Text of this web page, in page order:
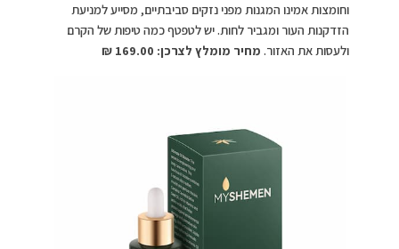
וחומצות אמינו המגנות מפני נזקים סביבתיים, מסייע למניעת
הזדקנות העור ומגביר לחות. יש לטפטף כמה טיפות של הקרם
ולעסות את האזור. מחיר מומלץ לצרכן: 169.00 ₪